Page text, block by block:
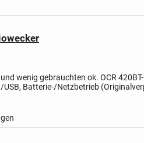
wenig gebrauchten ok. OCR
Batterie-/Netzbetrieb
voll funktionsfähig, gegen...